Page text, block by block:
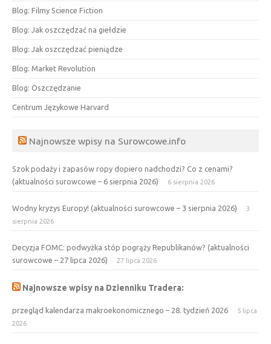
Blog: Filmy Science Fiction
Blog: Jak oszczędzać na giełdzie
Blog: Jak oszczędzać pieniądze
Blog: Market Revolution
Blog: Oszczędzanie
Centrum Językowe Harvard
Najnowsze wpisy na Surowcowe.info
Szok podaży i zapasów ropy dopiero nadchodzi? Co z cenami?
(aktualności surowcowe – 6 sierpnia 2026)
6 sierpnia 2026
Wodny kryzys Europy! (aktualności surowcowe – 3 sierpnia 2026)
3
sierpnia 2026
Decyzja FOMC: podwyżka stóp pogrąży Republikanów? (aktualności
surowcowe – 27 lipca 2026)
27 lipca 2026
Najnowsze wpisy na Dzienniku Tradera:
przegląd kalendarza makroekonomicznego – 28. tydzień 2026
5 lipca
2026